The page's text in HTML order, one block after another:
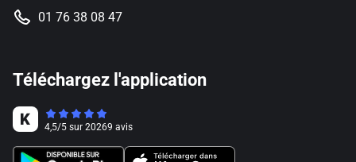
01 76 38 08 47
Téléchargez l'application
4,5/5 sur 20269 avis